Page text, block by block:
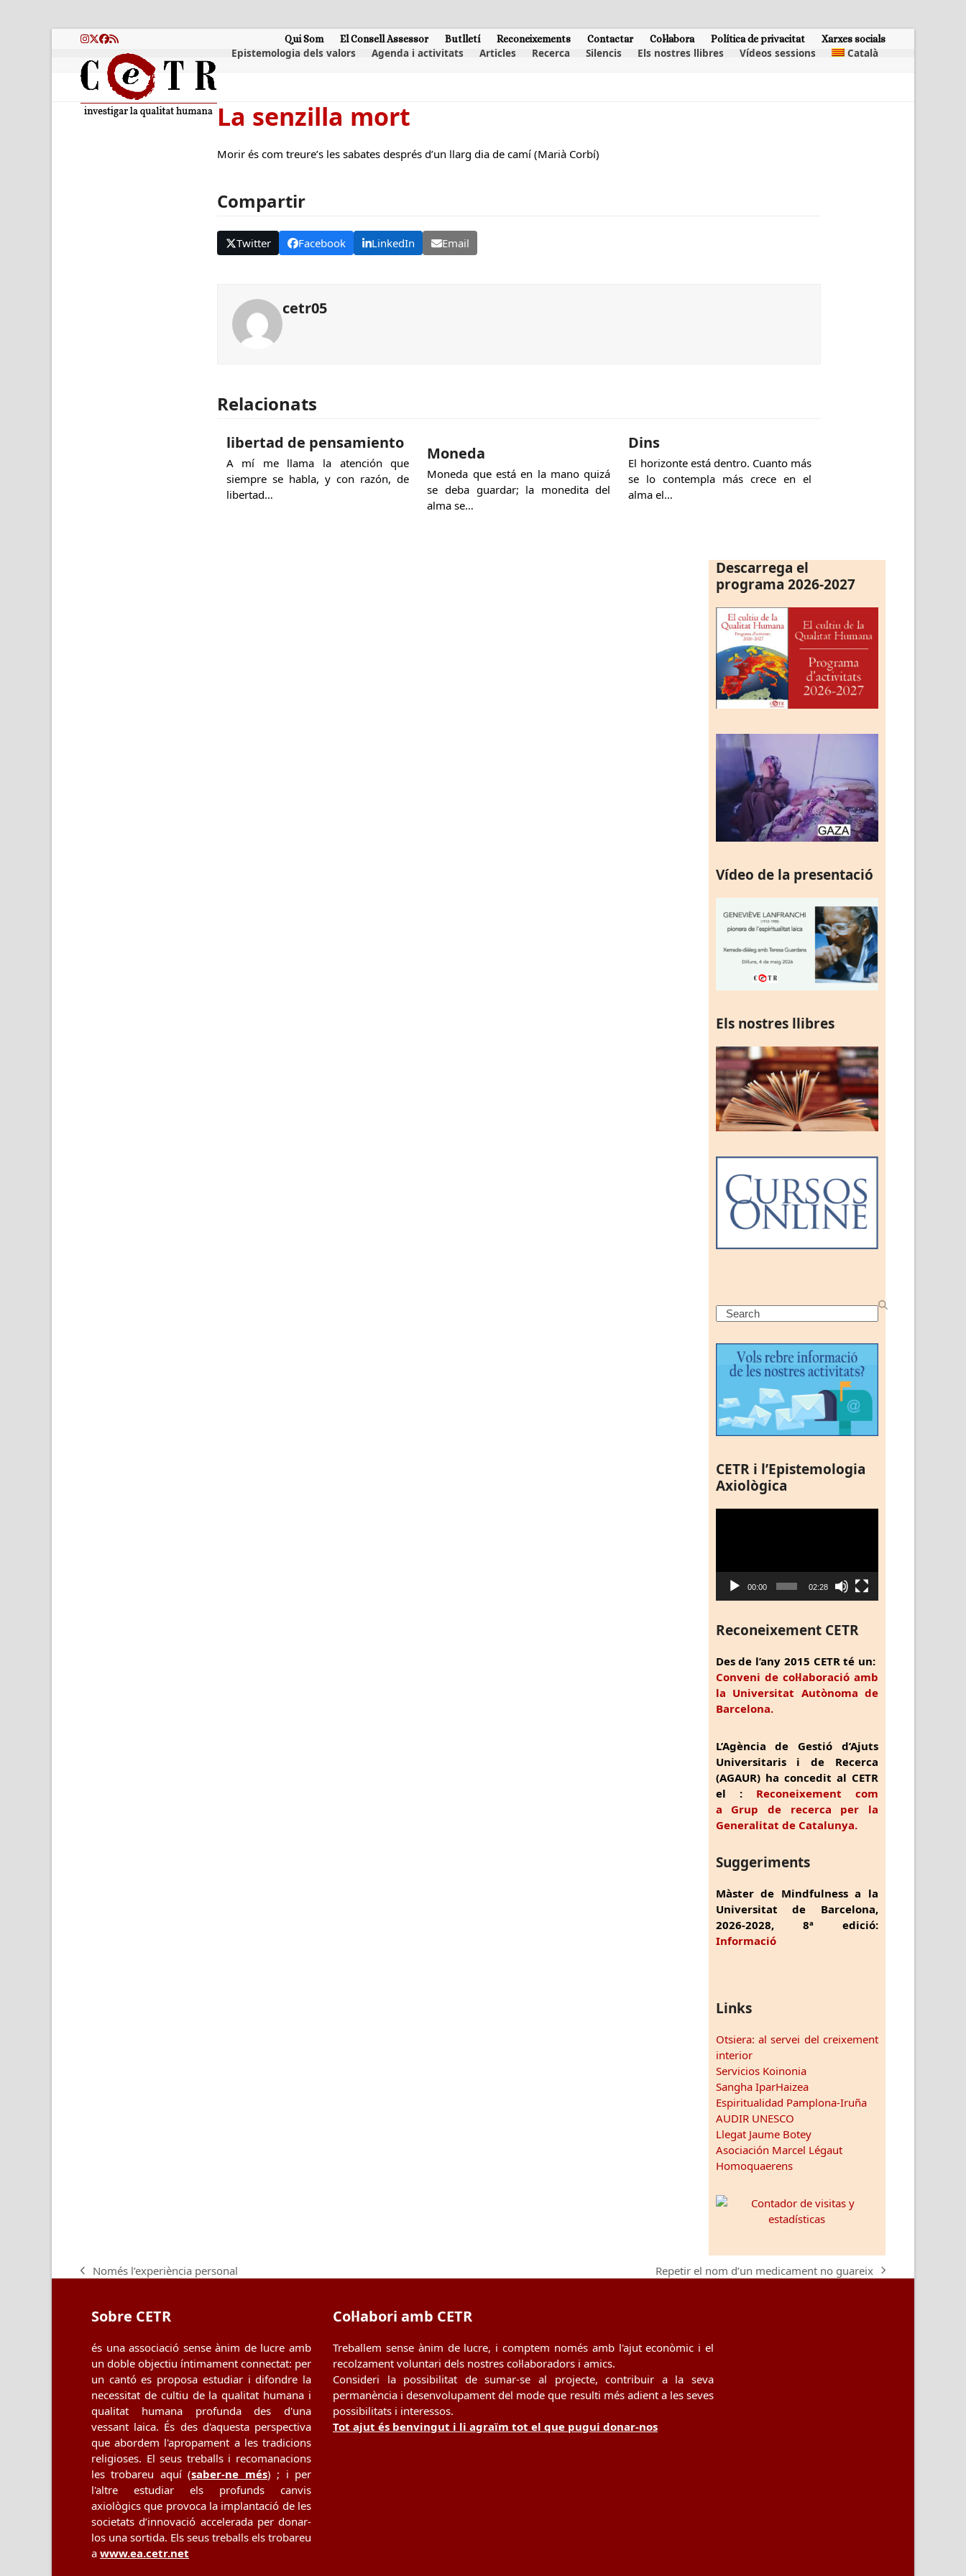
Instagram
Twitter
Facebook
RSS Qui Som El Consell Assessor Butlletí Reconeixements Contactar Col·labora Política de privacitat Xarxes socials
Epistemologia dels valors Agenda i activitats Articles Recerca Silencis Els nostres llibres Vídeos sessions Català
La senzilla mort
Morir és com treure’s les sabates després d’un llarg dia de camí (Marià Corbí)
Compartir
Twitter Facebook LinkedIn Email
cetr05
Relacionats
libertad de pensamiento
A mí me llama la atención que
siempre se habla, y con razón, de
libertad…
Moneda
Moneda que está en la mano quizá
se deba guardar; la monedita del
alma se…
Dins
El horizonte está dentro. Cuanto más
se lo contempla más crece en el
alma el…
Descarrega el
programa 2026-2027
Vídeo de la presentació
Els nostres llibres
Search
CETR i l’Epistemologia
Axiològica
00:00 02:28
Reconeixement CETR
Des de l’any 2015 CETR té un:
Conveni de col·laboració amb
la Universitat Autònoma de
Barcelona.
L’Agència de Gestió d’Ajuts
Universitaris i de Recerca
(AGAUR) ha concedit al CETR
el : Reconeixement com
a Grup de recerca per la
Generalitat de Catalunya.
Suggeriments
Màster de Mindfulness a la
Universitat de Barcelona,
2026-2028, 8ª edició:
Informació
Links
Otsiera: al servei del creixement
interior
Servicios Koinonia
Sangha IparHaizea
Espiritualidad Pamplona-Iruña
AUDIR UNESCO
Llegat Jaume Botey
Asociación Marcel Légaut
Homoquaerens
previous
Només l’experiència personal
next
Repetir el nom d’un medicament no guareix
Sobre CETR
és una associació sense ànim de lucre amb
un doble objectiu íntimament connectat: per
un cantó es proposa estudiar i difondre la
necessitat de cultiu de la qualitat humana i
qualitat humana profunda des d'una
vessant laica. És des d'aquesta perspectiva
que abordem l'apropament a les tradicions
religioses. El seus treballs i recomanacions
les trobareu aquí (saber-ne més) ; i per
l'altre estudiar els profunds canvis
axiològics que provoca la implantació de les
societats d’innovació accelerada per donar-
los una sortida. Els seus treballs els trobareu
a www.ea.cetr.net
Col·labori amb CETR
Treballem sense ànim de lucre, i comptem només amb l'ajut econòmic i el
recolzament voluntari dels nostres col·laboradors i amics.
Consideri la possibilitat de sumar-se al projecte, contribuir a la seva
permanència i desenvolupament del mode que resulti més adient a les seves
possibilitats i interessos.
Tot ajut és benvingut i li agraïm tot el que pugui donar-nos